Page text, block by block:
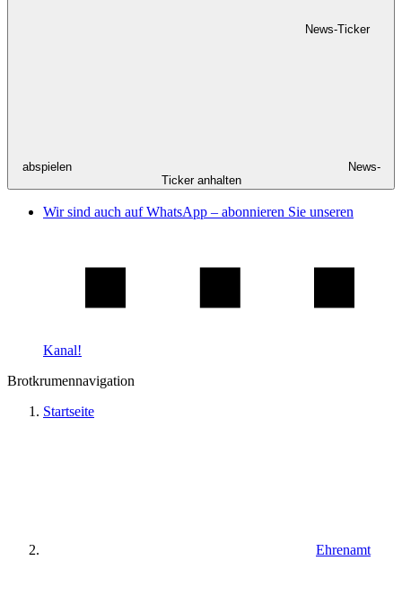
News-Ticker
abspielen
News-
Ticker anhalten
Wir sind auch auf WhatsApp – abonnieren Sie unseren
Kanal!
Brotkrumennavigation
Startseite
Ehrenamt